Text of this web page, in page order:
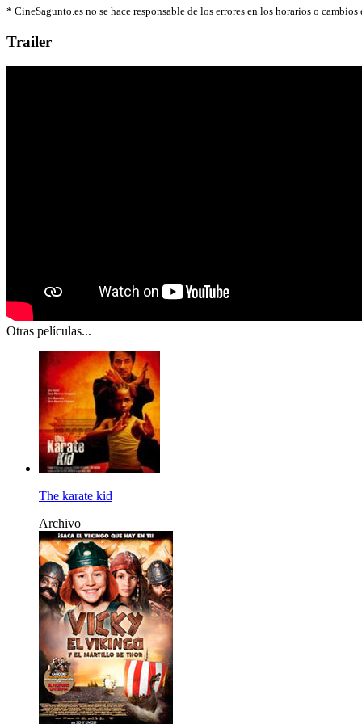
* CineSagunto.es no se hace responsable de los errores en los horarios o
Trailer
Otras películas...
The karate kid
Archivo